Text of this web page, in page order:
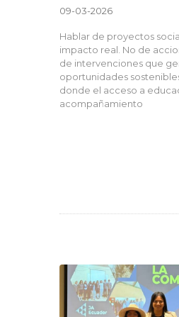
09-03-2026
Hablar de proyectos
impacto real. No de
de intervenciones que
oportunidades
donde el acceso a
acompañamiento